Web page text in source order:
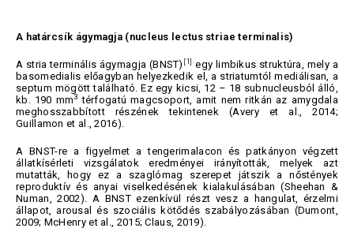
A határcsík ágymagja (nucleus lectus striae terminalis)
A stria terminális ágymagja (BNST) [1] egy limbikus struktúra, mely a
basomedialis előagyban helyezkedik el, a striatumtól mediálisan, a
septum mögött található. Ez egy kicsi, 12 – 18 subnucleusból álló,
kb. 190 mm3 térfogatú magcsoport, amit nem ritkán az amygdala
meghosszabbított részének tekintenek (Avery et al., 2014;
Guillamon et al., 2016).
A BNST-re a figyelmet a tengerimalacon és patkányon végzett
állatkísérleti vizsgálatok eredményei irányították, melyek azt
mutatták, hogy ez a szaglómag szerepet játszik a nőstények
reproduktív és anyai viselkedésének kialakulásában (Sheehan &
Numan, 2002). A BNST ezenkívül részt vesz a hangulat, érzelmi
állapot, arousal és szociális kötődés szabályozásában (Dumont,
2009; McHenry et al., 2015; Claus, 2019).